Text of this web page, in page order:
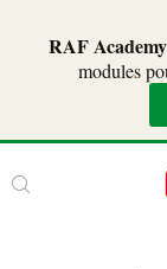
RAF Academy
modules